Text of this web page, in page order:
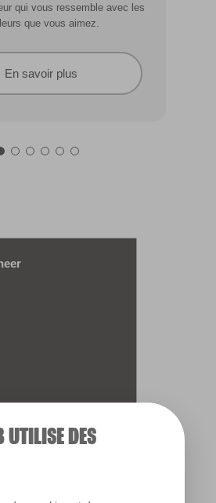
UTILISE DES
qui vous ressemble avec les
que vous aimez.
En savoir plus
et à l’écaillage. Résiste aux